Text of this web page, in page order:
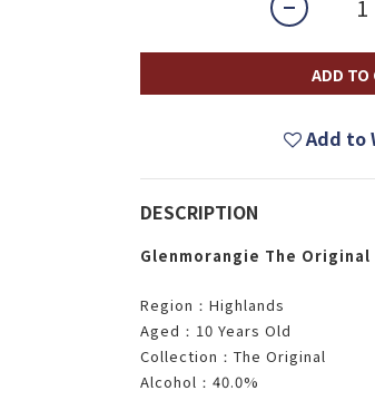
ADD TO
Add to
DESCRIPTION
Glenmorangie The Original
Region ： Highlands
Aged ： 10 Years Old
Collection ： The Original
Alcohol ： 40.0%